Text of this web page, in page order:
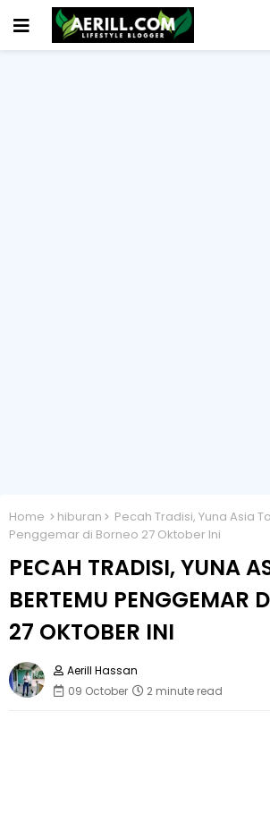
Home hiburan
Pecah Tradisi, Yuna Asia
Penggemar di Borneo 27 Oktober Ini
PECAH TRADISI, YUNA
BERTEMU PENGGEMAR
27 OKTOBER INI
Aerill Hassan
09 October
2 minute read